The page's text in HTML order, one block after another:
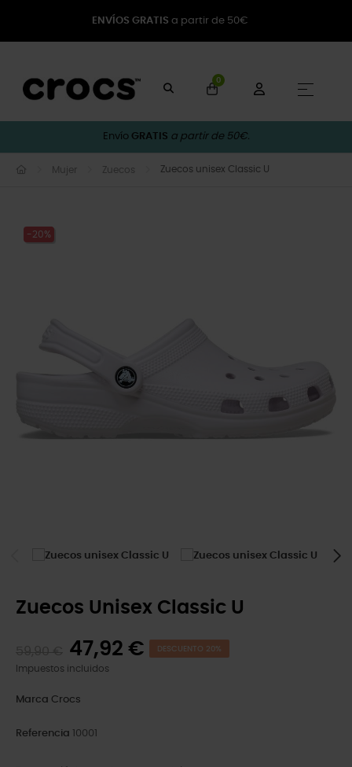
ENVÍOS GRATIS a partir de 50€
0
☰
Envío GRATIS a partir de 50€.
Mujer Zuecos Zuecos unisex Classic U
-20%
Zuecos Unisex Classic U
47,92 € DESCUENTO 20%
Impuestos incluidos
Marca Crocs
Referencia 10001